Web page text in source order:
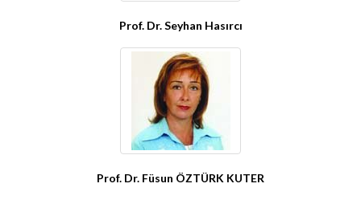
Prof. Dr. Seyhan Hasırcı
Prof. Dr. Füsun ÖZTÜRK KUTER